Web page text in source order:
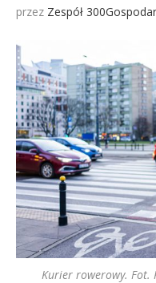
przez Zespół
Kurier rowerowy. Fot.